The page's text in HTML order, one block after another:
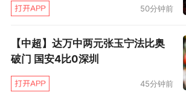
人笑话我们，但是怎么样呢，张
手王，国青队和国奥队的就数不
的平均年龄20岁出头，并不依靠
决赛几乎就是全华班了。”
50分钟前
【中超】达万中两元张玉宁法比奥
破门 国安4比0深圳
45分钟前